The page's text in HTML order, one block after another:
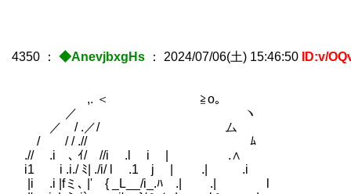
4350 ： ◆AnevjbxgHs ： 2024/07/06(土) 15:46:50 ID:v/
,. ＜ ≧o｡
／ ヽ
／ / .／/ ム
/ / / .// ﾑ
.// .i ､ ｲ/ //i .l i | .∧
i1 i .i./ ﾐ| ./i/ l .1 j | .| .i
|i .i |fミ､ |' { _L__/i_.ﾊ .| .| l